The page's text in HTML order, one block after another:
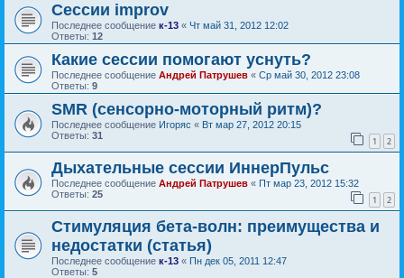
Сессии improv
Последнее сообщение к-13 « Чт май 31, 2012 12:02
Ответы: 12
Какие сессии помогают уснуть?
Последнее сообщение Андрей Патрушев « Ср май 30, 2012 23:08
Ответы: 9
SMR (сенсорно-моторный ритм)?
Последнее сообщение Игоряс « Вт мар 27, 2012 20:15
Ответы: 31 1 2
Дыхательные сессии ИннерПульс
Последнее сообщение Андрей Патрушев « Пт мар 23, 2012 15:32
Ответы: 25 1 2
Стимуляция бета-волн: преимущества и
недостатки (статья)
Последнее сообщение к-13 « Пн дек 05, 2011 12:47
Ответы: 5